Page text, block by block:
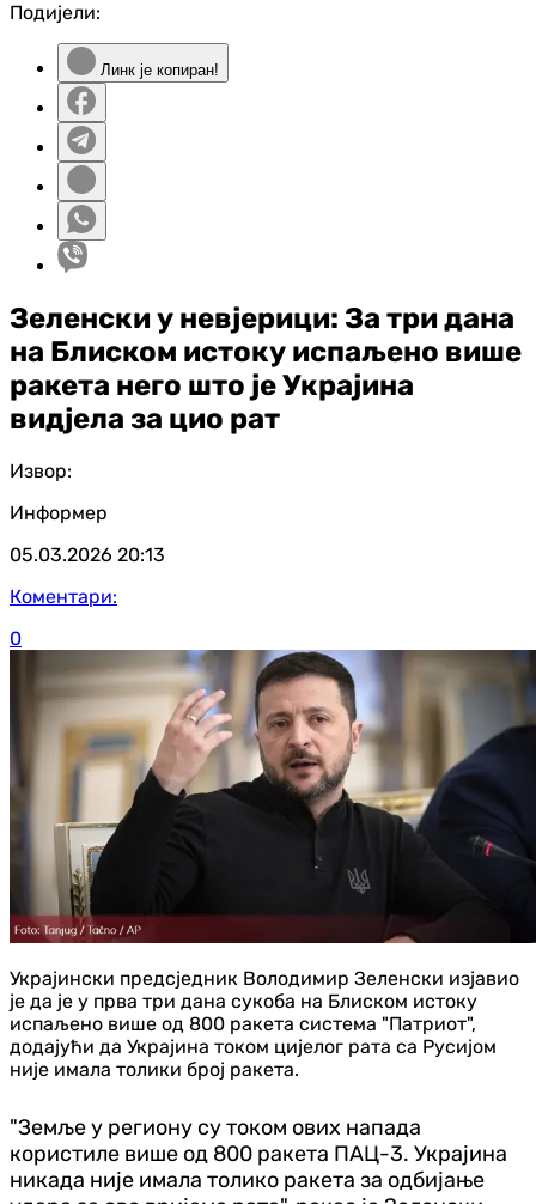
Подијели:
Линк је копиран!
Зеленски у невјерици: За три дана
на Блиском истоку испаљено више
ракета него што је Украјина
видјела за цио рат
Извор:
Информер
05.03.2026 20:13
Коментари:
0
Украјински предсједник Володимир Зеленски изјавио
је да је у прва три дана сукоба на Блиском истоку
испаљено више од 800 ракета система "Патриот",
додајући да Украјина током цијелог рата са Русијом
није имала толики број ракета.
"Земље у региону су током ових напада
користиле више од 800 ракета ПАЦ-3. Украјина
никада није имала толико ракета за одбијање